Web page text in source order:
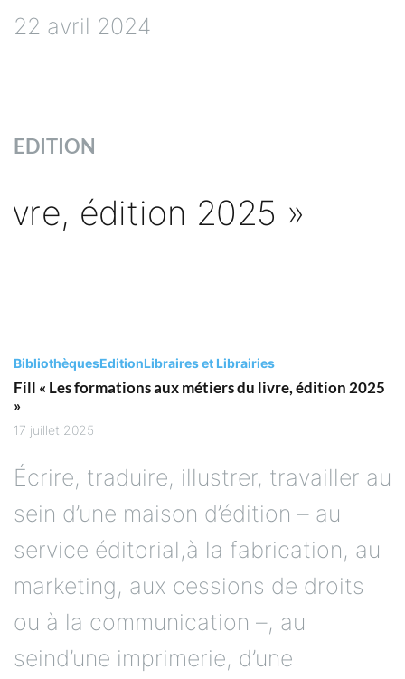
22 avril 2024
EDITION
BibliothèquesEditionLibraires et Librairies
Fill « Les formations aux métiers du livre, édition 2025
»
17 juillet 2025
Écrire, traduire, illustrer, travailler au
sein d’une maison d’édition – au
service éditorial,à la fabrication, au
marketing, aux cessions de droits
ou à la communication –, au
seind’une imprimerie, d’une